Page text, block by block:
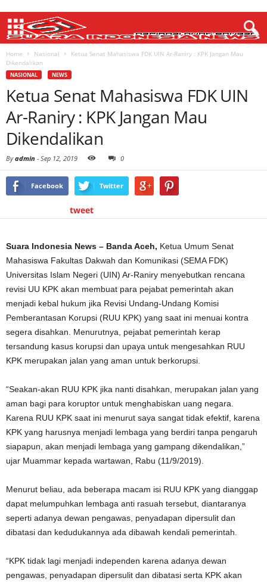
Home Nasional
Ketua Senat Mahasiswa FDK UIN Ar-Raniry : KPK Jangan Mau
Dikendalikan
NASIONAL NEWS
Ketua Senat Mahasiswa FDK UIN
Ar-Raniry : KPK Jangan Mau
Dikendalikan
Byadmin - Sep 12, 2019 0
Facebook Twitter
tweet
Suara Indonesia News – Banda Aceh, Ketua Umum Senat
Mahasiswa Fakultas Dakwah dan Komunikasi (SEMA FDK)
Universitas Islam Negeri (UIN) Ar-Raniry menyebutkan rencana
revisi UU KPK akan membuat para pejabat pemerintah akan
menjadi kebal hukum jika Revisi Undang-Undang Komisi
Pemberantasan Korupsi (RUU KPK) yang saat ini menuai kontra
segera disahkan. Menurutnya, pejabat pemerintah kerap
tersandung kasus korupsi dan upaya untuk mengesahkan RUU
KPK merupakan jalan yang aman untuk berkorupsi.
“Seakan-akan RUU KPK jika nanti disahkan, merupakan jalan yang
aman bagi para koruptor untuk menghabiskan uang negara.
Karena RUU KPK saat ini menurut saya sangat tidak efektif, karena
KPK yang harusnya menjadi lembaga yang berdiri tanpa pengaruh
siapapun, akan menjadi lembaga yang gampang dikendalikan,”
ujar Muammar kepada wartawan, Rabu (11/9/2019).
Menurut beliau, ada beberapa macam isi RUU KPK yang dianggap
dapat melumpuhkan lembaga anti rasuah tersebut, diantaranya
seperti adanya dewan pengawas, penyadapan dipersulit dan
dibatasi dan kedudukannya ada dibawah kendali pemerintah.
“KPK tidak lagi menjadi independen karena adanya dewan
pengawas, penyadapan dipersulit dan dibatasi serta KPK akan